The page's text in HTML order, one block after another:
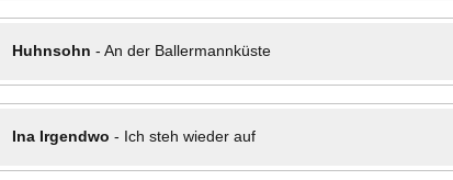
Huhnsohn - An der Ballermannküste
Ina Irgendwo - Ich steh wieder auf